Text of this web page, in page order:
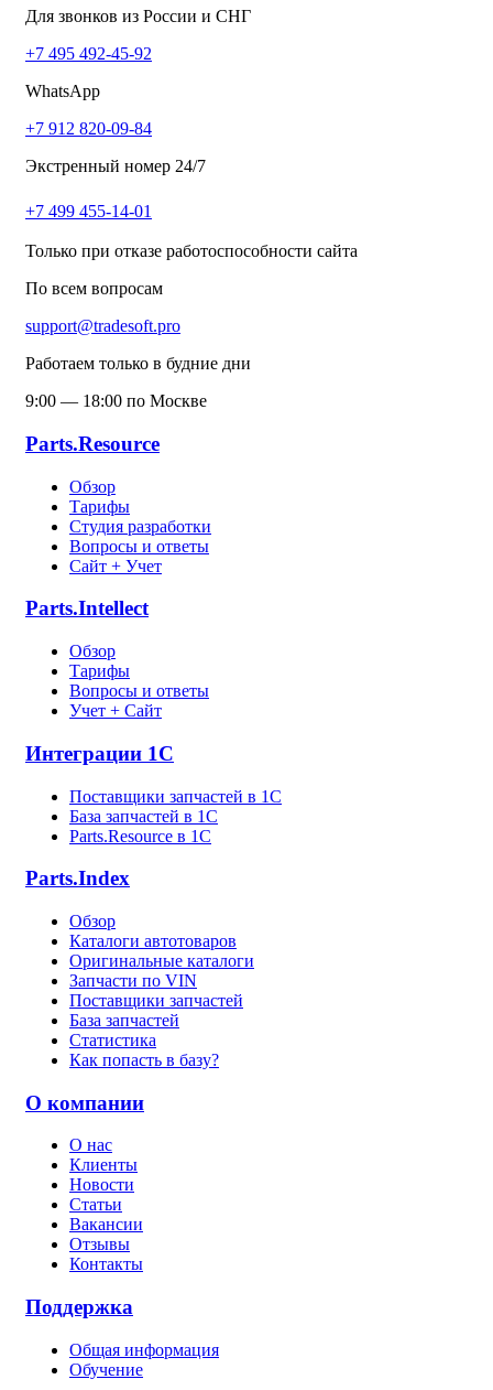
Для звонков из России и СНГ
+7 495 492-45-92
WhatsApp
+7 912 820-09-84
Экстренный номер 24/7
+7 499 455-14-01
Только при отказе работоспособности сайта
По всем вопросам
support@tradesoft.pro
Работаем только в будние дни
9:00 — 18:00 по Москве
Parts.Resource
Обзор
Тарифы
Студия разработки
Вопросы и ответы
Сайт + Учет
Parts.Intellect
Обзор
Тарифы
Вопросы и ответы
Учет + Сайт
Интеграции 1С
Поставщики запчастей в 1C
База запчастей в 1С
Parts.Resource в 1C
Parts.Index
Обзор
Каталоги автотоваров
Оригинальные каталоги
Запчасти по VIN
Поставщики запчастей
База запчастей
Статистика
Как попасть в базу?
О компании
О нас
Клиенты
Новости
Статьи
Вакансии
Отзывы
Контакты
Поддержка
Общая информация
Обучение